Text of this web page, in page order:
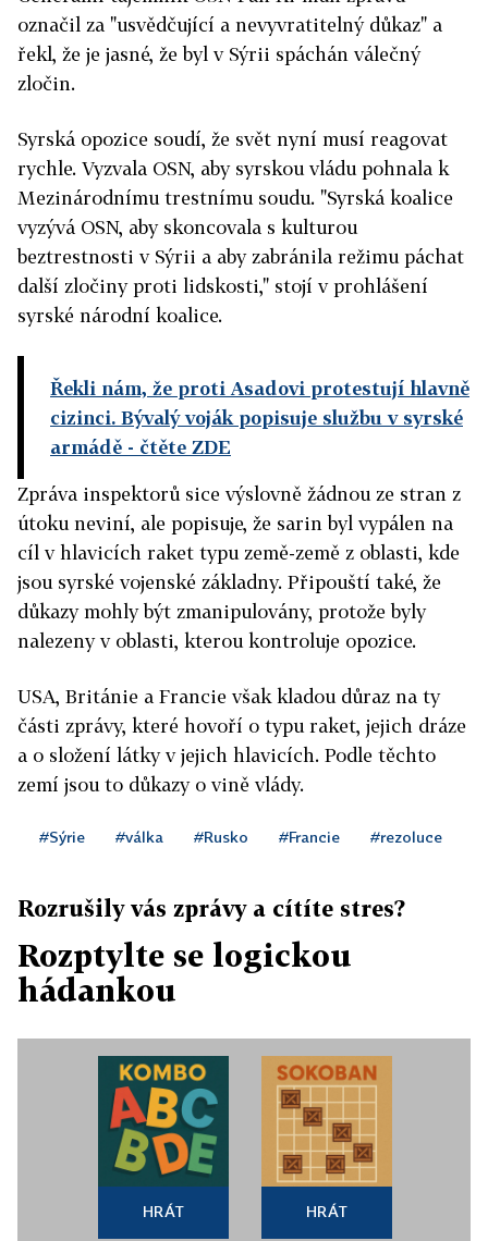
označil za "usvědčující a nevyvratitelný důkaz" a
řekl, že je jasné, že byl v Sýrii spáchán válečný
zločin.
Syrská opozice soudí, že svět nyní musí reagovat
rychle. Vyzvala OSN, aby syrskou vládu pohnala k
Mezinárodnímu trestnímu soudu. "Syrská koalice
vyzývá OSN, aby skoncovala s kulturou
beztrestnosti v Sýrii a aby zabránila režimu páchat
další zločiny proti lidskosti," stojí v prohlášení
syrské národní koalice.
Řekli nám, že proti Asadovi protestují hlavně
cizinci. Bývalý voják popisuje službu v syrské
armádě - čtěte ZDE
Zpráva inspektorů sice výslovně žádnou ze stran z
útoku neviní, ale popisuje, že sarin byl vypálen na
cíl v hlavicích raket typu země-země z oblasti, kde
jsou syrské vojenské základny. Připouští také, že
důkazy mohly být zmanipulovány, protože byly
nalezeny v oblasti, kterou kontroluje opozice.
USA, Británie a Francie však kladou důraz na ty
části zprávy, které hovoří o typu raket, jejich dráze
a o složení látky v jejich hlavicích. Podle těchto
zemí jsou to důkazy o vině vlády.
#Sýrie #válka #Rusko #Francie #rezoluce
Rozrušily vás zprávy a cítíte stres?
Rozptylte se logickou
hádankou
HRÁT HRÁT